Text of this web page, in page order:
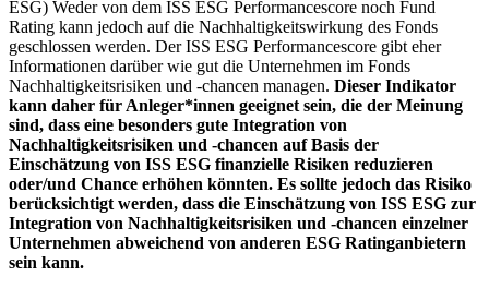
ESG) Weder von dem ISS ESG Performancescore noch Fund
Rating kann jedoch auf die Nachhaltigkeitswirkung des Fonds
geschlossen werden. Der ISS ESG Performancescore gibt eher
Informationen darüber wie gut die Unternehmen im Fonds
Nachhaltigkeitsrisiken und -chancen managen. Dieser Indikator
kann daher für Anleger*innen geeignet sein, die der Meinung
sind, dass eine besonders gute Integration von
Nachhaltigkeitsrisiken und -chancen auf Basis der
Einschätzung von ISS ESG finanzielle Risiken reduzieren
oder/und Chance erhöhen könnten. Es sollte jedoch das Risiko
berücksichtigt werden, dass die Einschätzung von ISS ESG zur
Integration von Nachhaltigkeitsrisiken und -chancen einzelner
Unternehmen abweichend von anderen ESG Ratinganbietern
sein kann.